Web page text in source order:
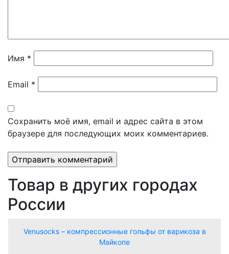
Имя *
Email *
Сохранить моё имя, email и адрес сайта в этом
браузере для последующих моих комментариев.
Товар в других городах
России
Venusocks – компрессионные гольфы от варикоза в
Майкопе